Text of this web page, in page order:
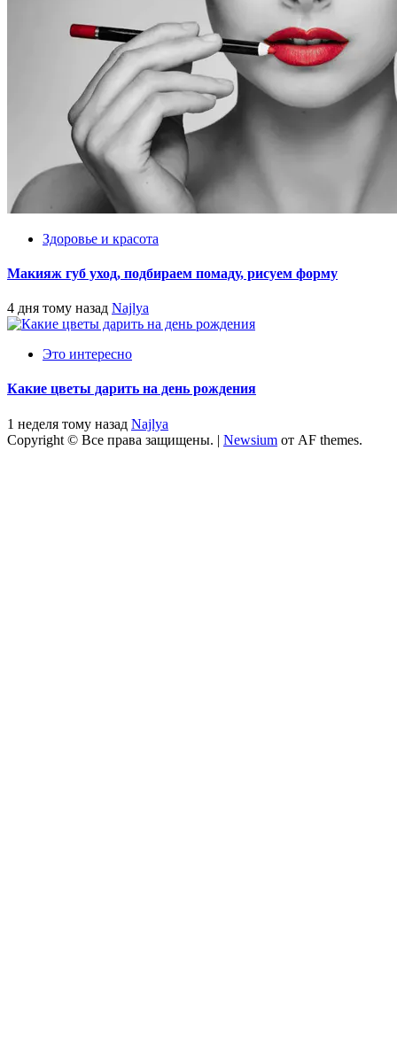
Здоровье и красота
Макияж губ уход, подбираем помаду, рисуем форму
4 дня тому назад Najlya
Это интересно
Какие цветы дарить на день рождения
1 неделя тому назад Najlya
Copyright © Все права защищены. | Newsium от AF themes.